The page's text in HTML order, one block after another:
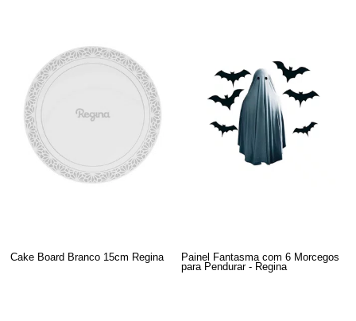
Cake Board Branco 15cm Regina
Painel Fantasma com 6 Morcegos
para Pendurar - Regina